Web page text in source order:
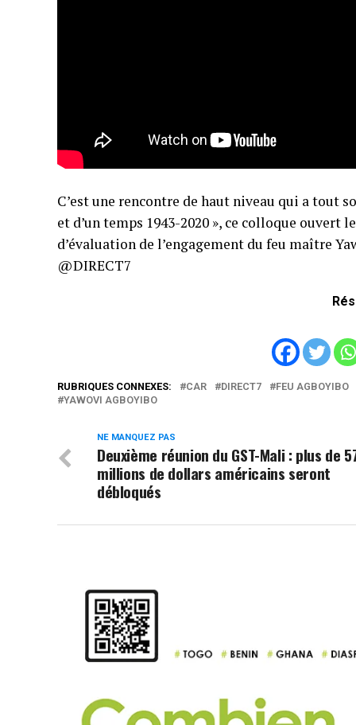
C’est une rencontre de haut niveau qui a tout
et d’un temps 1943-2020 », ce colloque ouvert
d’évaluation de l’engagement du feu maître
@DIRECT7
RUBRIQUES CONNEXES: CAR DIRECT7
FEU AGBOYIBO
YAWOVI AGBOYIBO
NE MANQUEZ PAS
Deuxième réunion du GST-Mali : plus de
millions de dollars américains seront
débloqués